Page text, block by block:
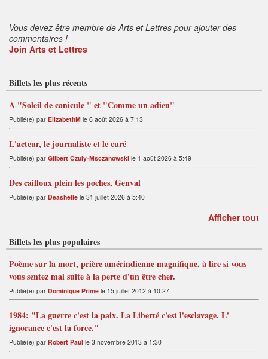
Vous devez être membre de Arts et Lettres pour ajouter des
commentaires !
Join Arts et Lettres
Billets les plus récents
A "Soleil de canicule " et "Comme un adieu"
Publié(e) par ElizabethM le 6 août 2026 à 7:13
L'acteur, le journaliste et le curé
Publié(e) par Gilbert Czuly-Msczanowski le 1 août 2026 à 5:49
Des cailloux plein les poches, Genval
Publié(e) par Deashelle le 31 juillet 2026 à 5:40
Afficher tout
Billets les plus populaires
Poème sur la mort, prière amérindienne magnifique, à lire si vous
vous sentez mal suite à la perte d'un être cher.
Publié(e) par Dominique Prime le 15 juillet 2012 à 10:27
1984: "La guerre c'est la paix. La Liberté c'est l'esclavage. L'
ignorance c'est la force."
Publié(e) par Robert Paul le 3 novembre 2013 à 1:30